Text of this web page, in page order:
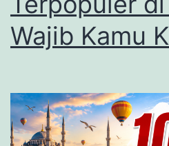
Wajib Kamu